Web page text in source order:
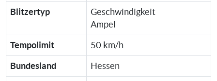
Blitzertyp
Geschwindigkeit
Ampel
Tempolimit 50 km/h
Bundesland Hessen